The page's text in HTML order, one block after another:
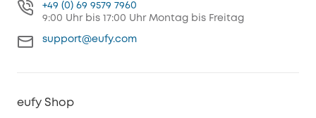
+49 (0) 69 9579 7960
9:00 Uhr bis 17:00 Uhr Montag bis Freitag
support@eufy.com
eufy Shop